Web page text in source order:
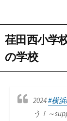
荏田西小学
の学校
2024#横
う！～